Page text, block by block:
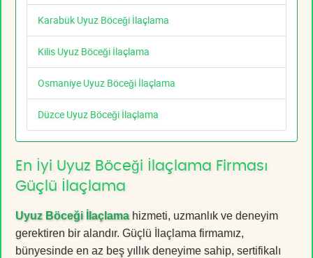
Karabük Uyuz Böceği İlaçlama
Kilis Uyuz Böceği İlaçlama
Osmaniye Uyuz Böceği İlaçlama
Düzce Uyuz Böceği İlaçlama
En İyi Uyuz Böceği İlaçlama Firması
Güçlü İlaçlama
Uyuz Böceği İlaçlamahizmeti, uzmanlık ve deneyim
gerektiren bir alandır. Güçlü İlaçlama firmamız,
bünyesinde en az beş yıllık deneyime sahip, sertifikalı